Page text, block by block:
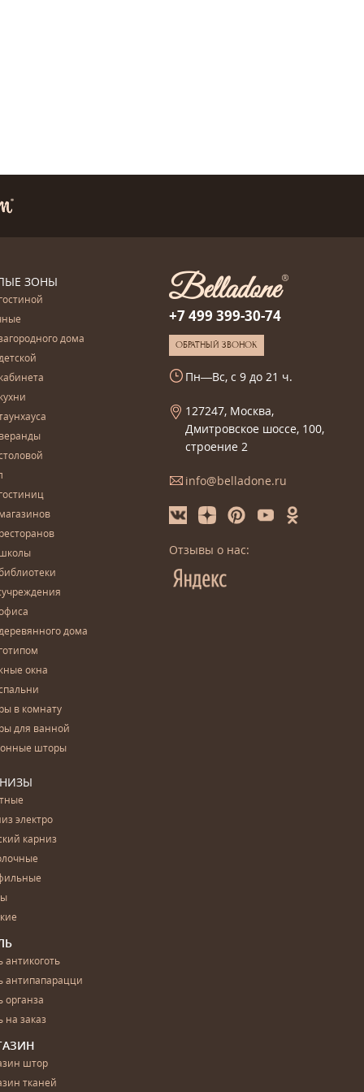
ЗОНЫ
дома
дома
окна
в комнату
для ванной
шторы
электро
карниз
антикоготь
антипапарацци
органза
на заказ
штор
тканей
+7 499 399-30-74
ОБРАТНЫЙ ЗВОНОК
Пн—Вс, с 9 до 21 ч.
127247, Москва,
Дмитровское шоссе, 100,
строение 2
info@belladone.ru
Отзывы о нас: